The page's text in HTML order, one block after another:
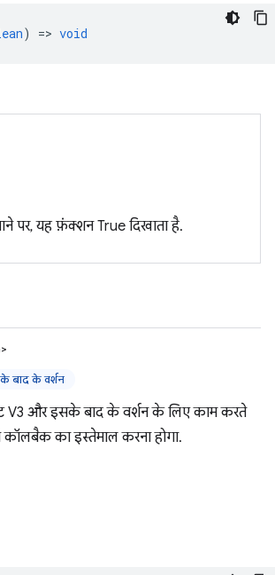
) => void
पर, यह फ़ंक्शन True दिखाता है.
बाद के वर्शन
V3 और इसके बाद के वर्शन के लिए काम करते
कॉलबैक का इस्तेमाल करना होगा.